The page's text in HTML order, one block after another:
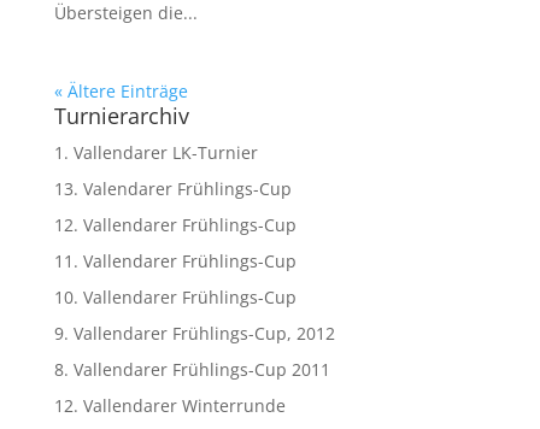
Übersteigen die...
« Ältere Einträge
Turnierarchiv
1. Vallendarer LK-Turnier
13. Valendarer Frühlings-Cup
12. Vallendarer Frühlings-Cup
11. Vallendarer Frühlings-Cup
10. Vallendarer Frühlings-Cup
9. Vallendarer Frühlings-Cup, 2012
8. Vallendarer Frühlings-Cup 2011
12. Vallendarer Winterrunde